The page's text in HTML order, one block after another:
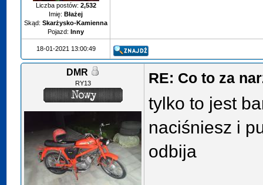
Liczba postów: 2,532
Imię: Błażej
Skąd: Skarżysko-Kamienna
Pojazd: Inny
18-01-2021 13:00:49
DMR
RY13 RE: Co to za
tylko to jest
naciśniesz i
odbija